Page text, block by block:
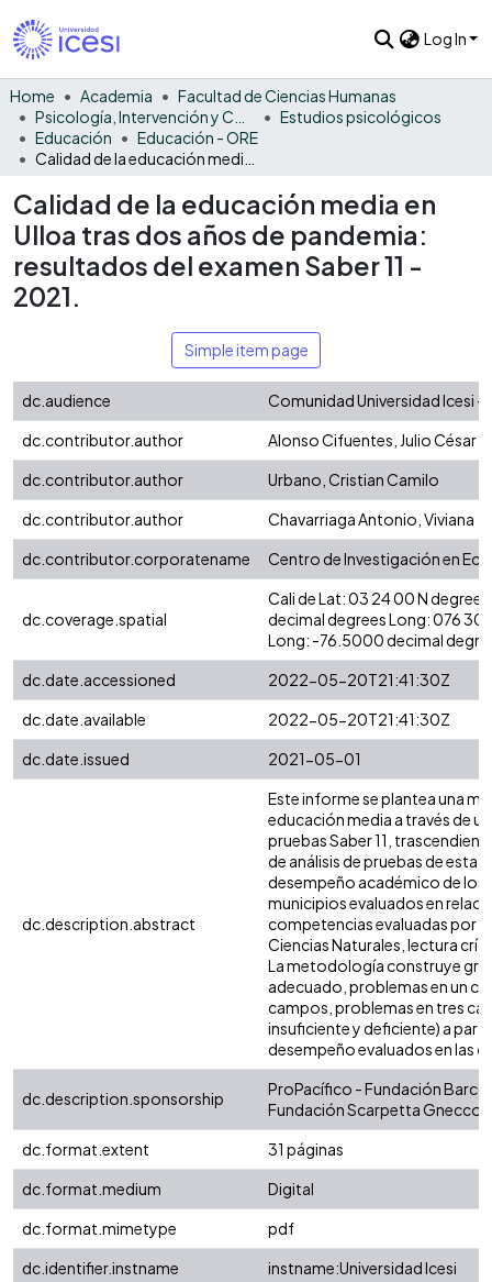
Log In
Home Academia
Facultad de Ciencias Humanas
Estudios psicológicos
Educación
Educación - ORE
Calidad de la educación media en
Ulloa tras dos años de pandemia:
resultados del examen Saber 11 -
2021.
Simple item page
dc.audience
Comunidad Universidad Icesi -
dc.contributor.author
Alonso Cifuentes, Julio César
dc.contributor.author
Urbano, Cristian Camilo
dc.contributor.author
Chavarriaga Antonio, Viviana
dc.contributor.corporatename
Centro de Investigación en
dc.coverage.spatial
Cali de Lat: 03 24 00 N
decimal degrees Long: 076 30
Long: -76.5000 decimal
dc.date.accessioned
2022-05-20T21:41:30Z
dc.date.available
2022-05-20T21:41:30Z
dc.date.issued
2021-05-01
dc.description.abstract
Este informe se plantea una
educación media a través de
pruebas Saber 11,
de análisis de pruebas de
desempeño académico de los
municipios evaluados en
competencias evaluadas por
Ciencias Naturales, lectura
La metodología construye
adecuado, problemas en un
campos, problemas en tres
insuficiente y deficiente) a
desempeño evaluados en las
dc.description.sponsorship
ProPacífico - Fundación
Fundación Scarpetta Gnecco
dc.format.extent
31 páginas
dc.format.medium
Digital
dc.format.mimetype
pdf
dc.identifier.instname
instname:Universidad Icesi